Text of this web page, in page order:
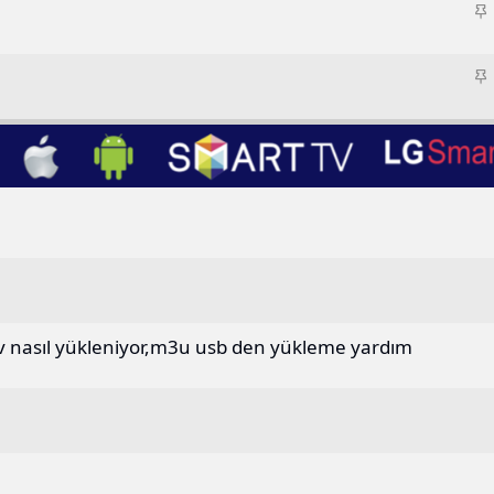
iS
iS
b
i
t
yükleniyor,m3u usb den yükleme yardım